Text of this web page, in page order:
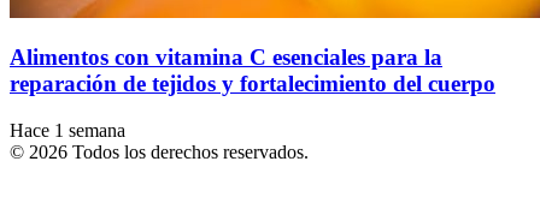
Alimentos con vitamina C esenciales para la
reparación de tejidos y fortalecimiento del cuerpo
Hace 1 semana
© 2026 Todos los derechos reservados.